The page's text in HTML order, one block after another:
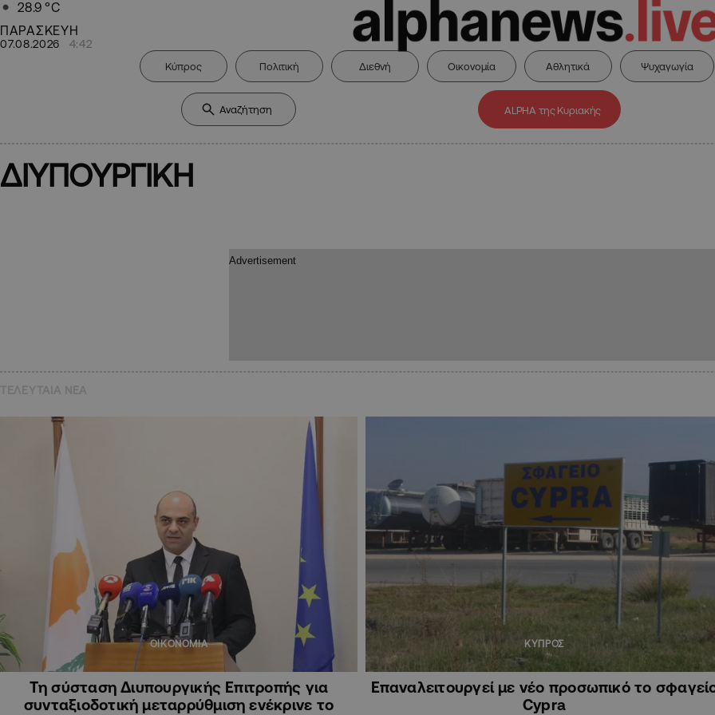
28.9 °C
ΠΑΡΑΣΚΕΥΗ
07.08.2026 4:42
Κύπρος Πολιτική Διεθνή Οικονομία Αθλητικά Ψυχαγωγία
ALPHA της Κυριακής
ΔΙΥΠΟΥΡΓΙΚΗ
ΟΙΚΟΝΟΜΙΑ
Τη σύσταση Διυπουργικής Επιτροπής για
συνταξιοδοτική μεταρρύθμιση ενέκρινε το
ΚΥΠΡΟΣ
Επαναλειτουργεί με νέο προσωπικό το
Cypra